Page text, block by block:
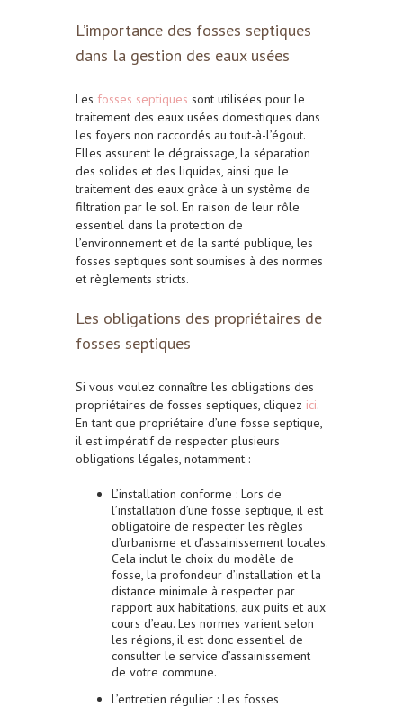
L’importance des fosses septiques
dans la gestion des eaux usées
Les fosses septiques sont utilisées pour le
traitement des eaux usées domestiques dans
les foyers non raccordés au tout-à-l’égout.
Elles assurent le dégraissage, la séparation
des solides et des liquides, ainsi que le
traitement des eaux grâce à un système de
filtration par le sol. En raison de leur rôle
essentiel dans la protection de
l’environnement et de la santé publique, les
fosses septiques sont soumises à des normes
et règlements stricts.
Les obligations des propriétaires de
fosses septiques
Si vous voulez connaître les obligations des
propriétaires de fosses septiques, cliquez ici.
En tant que propriétaire d’une fosse septique,
il est impératif de respecter plusieurs
obligations légales, notamment :
L’installation conforme : Lors de
l’installation d’une fosse septique, il est
obligatoire de respecter les règles
d’urbanisme et d’assainissement locales.
Cela inclut le choix du modèle de
fosse, la profondeur d’installation et la
distance minimale à respecter par
rapport aux habitations, aux puits et aux
cours d’eau. Les normes varient selon
les régions, il est donc essentiel de
consulter le service d’assainissement
de votre commune.
L’entretien régulier : Les fosses